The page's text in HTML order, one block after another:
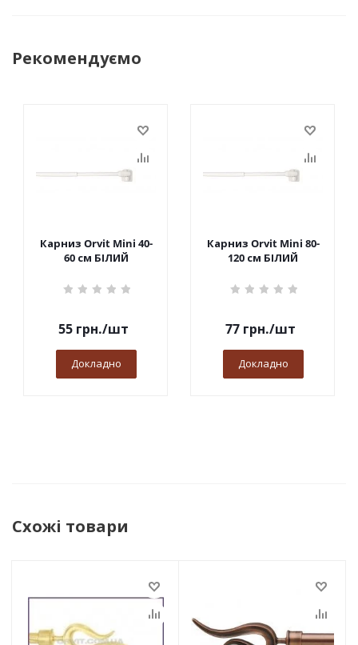
Рекомендуємо
Карниз Orvit Mini 40-
60 см БІЛИЙ
55грн./шт
Докладно
Карниз Orvit Mini 80-
120 см БІЛИЙ
77грн./шт
Докладно
Схожі товари